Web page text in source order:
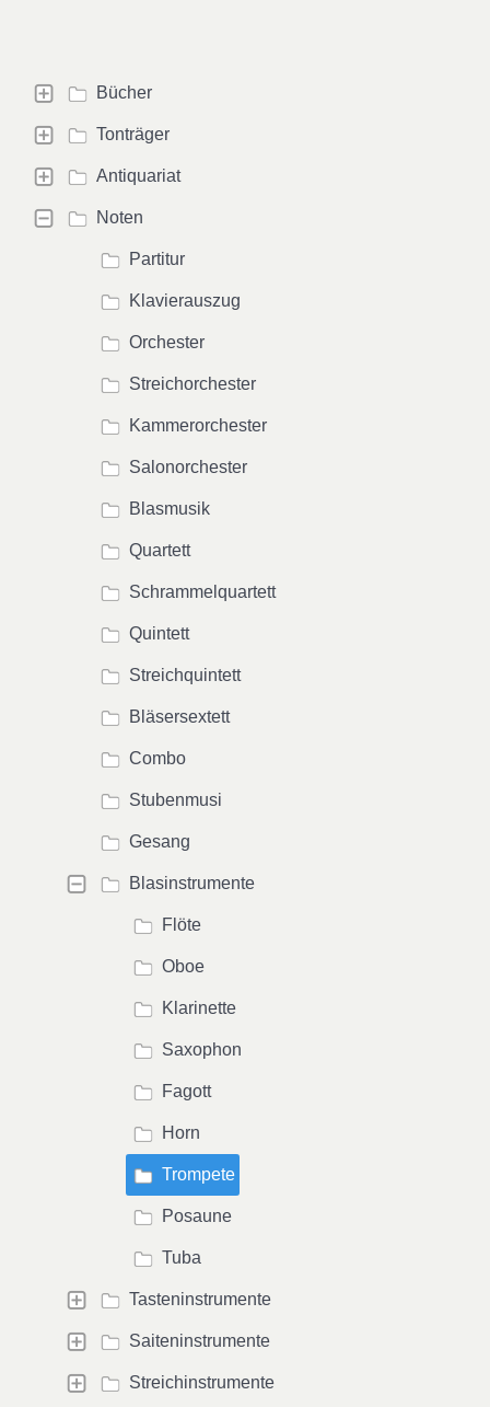
Bücher
Tonträger
Antiquariat
Noten
Partitur
Klavierauszug
Orchester
Streichorchester
Kammerorchester
Salonorchester
Blasmusik
Quartett
Schrammelquartett
Quintett
Streichquintett
Bläsersextett
Combo
Stubenmusi
Gesang
Blasinstrumente
Flöte
Oboe
Klarinette
Saxophon
Fagott
Horn
Trompete
Posaune
Tuba
Tasteninstrumente
Saiteninstrumente
Streichinstrumente